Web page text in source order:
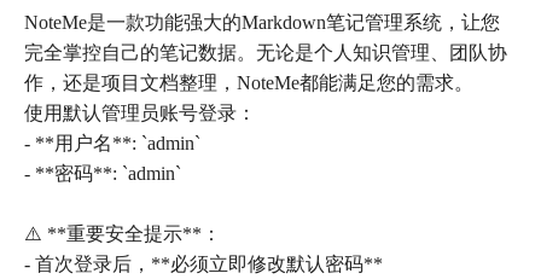
NoteMe是一款功能强大的Markdown笔记管理系统，让您
完全掌控自己的笔记数据。无论是个人知识管理、团队协
作，还是项目文档整理，NoteMe都能满足您的需求。
使用默认管理员账号登录：
- **用户名**: `admin`
- **密码**: `admin`
⚠️ **重要安全提示**：
- 首次登录后，**必须立即修改默认密码**